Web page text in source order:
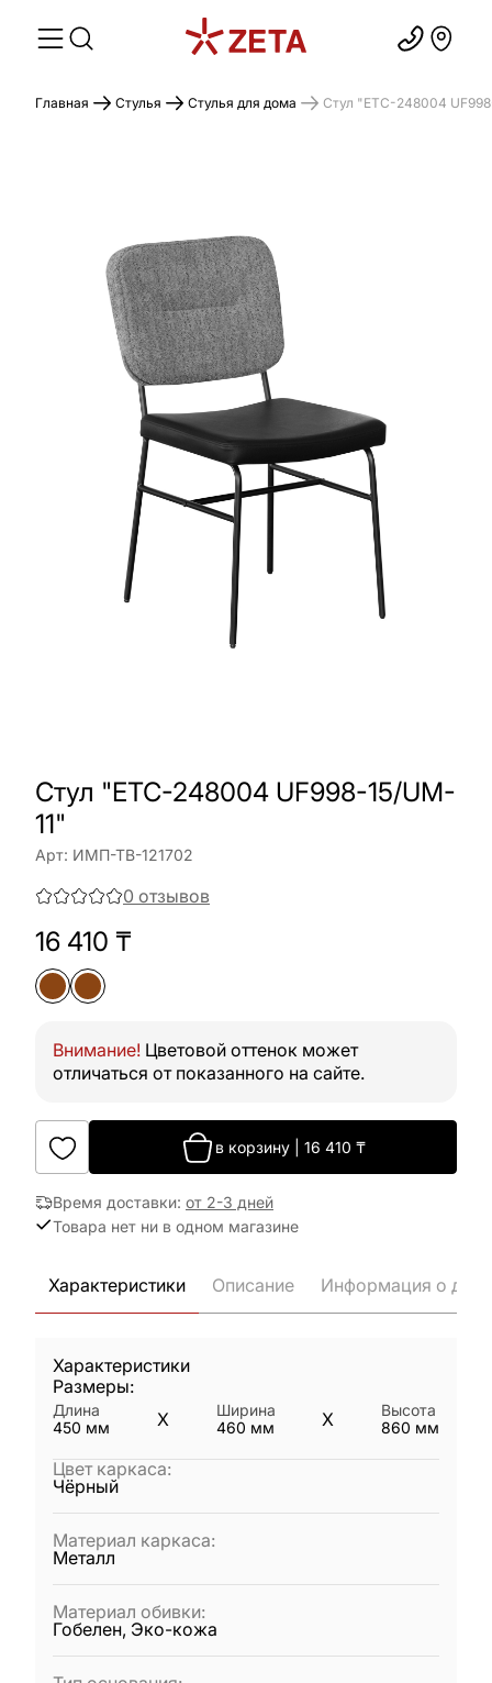
Главная Стулья Стулья для дома Стул "ETC-248004
Стул "ETC-248004 UF998-15/UM-
11"
Арт: ИМП-ТВ-121702
0 отзывов
16 410 ₸
Внимание! Цветовой оттенок может
отличаться от показанного на сайте.
в корзину 16 410 ₸
Время доставки: от 2-3 дней
Товара нет ни в одном магазине
Характеристики Описание Информация о
Характеристики
Размеры:
Длина
450 мм X
Ширина
460 мм X
Высота
860 мм
Цвет каркаса:
Чёрный
Материал каркаса:
Металл
Материал обивки:
Гобелен, Эко-кожа